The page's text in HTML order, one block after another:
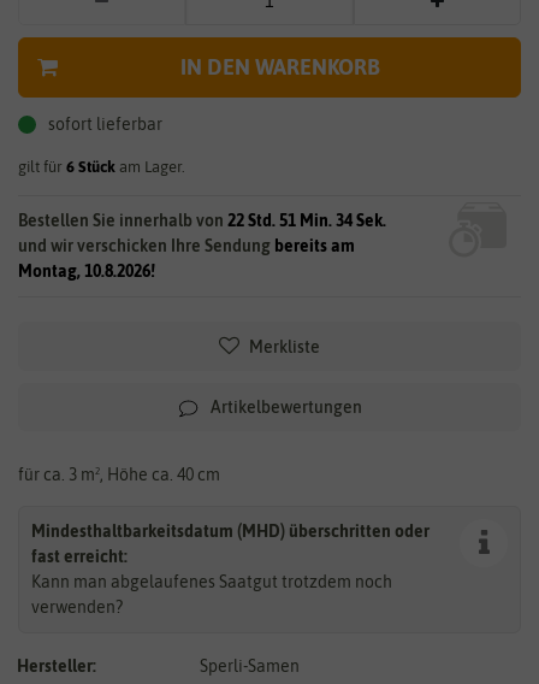
IN DEN WARENKORB
sofort lieferbar
gilt für 6 Stück am Lager.
Bestellen Sie innerhalb von 22 Std. 51 Min. 33 Sek.
und wir verschicken Ihre Sendung bereits am
Montag, 10.8.2026!
Merkliste
Artikelbewertungen
für ca. 3 m², Höhe ca. 40 cm
Mindesthaltbarkeitsdatum (MHD) überschritten oder
fast erreicht:
Kann man abgelaufenes Saatgut trotzdem noch
verwenden?
Hersteller:
Sperli-Samen